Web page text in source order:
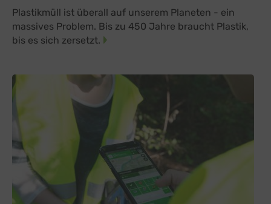
Plastikmüll ist überall auf unserem Planeten - ein
massives Problem. Bis zu 450 Jahre braucht Plastik,
bis es sich zersetzt.